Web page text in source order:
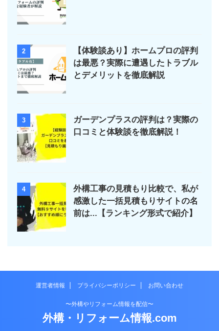
2
【体験談あり】ホームプロの評判
は最悪？実際に遭遇したトラブル
とデメリットを徹底解説
3
ガーデンプラスの評判は？実際の
口コミと体験談を徹底解説！
4
外構工事の見積もり比較で、私が
感激した一括見積もりサイトの名
前は...【ランキング形式で紹介】
運営者情報 プライバシーポリシー お問い合わせ
〜外構やリフォーム情報を配信〜
外構・リフォーム情報.com